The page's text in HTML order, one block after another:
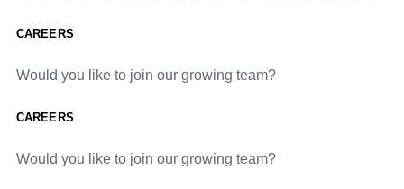
CAREERS
Would you like to join our growing team?
CAREERS
Would you like to join our growing team?